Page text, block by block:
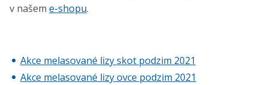
v našem e-shopu.
Akce melasované lizy skot podzim 2021
Akce melasované lizy ovce podzim 2021